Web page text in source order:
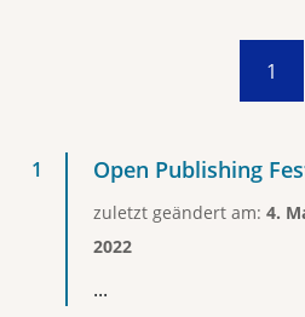
1
Open Publishing
zuletzt geändert am: 4.
2022
...